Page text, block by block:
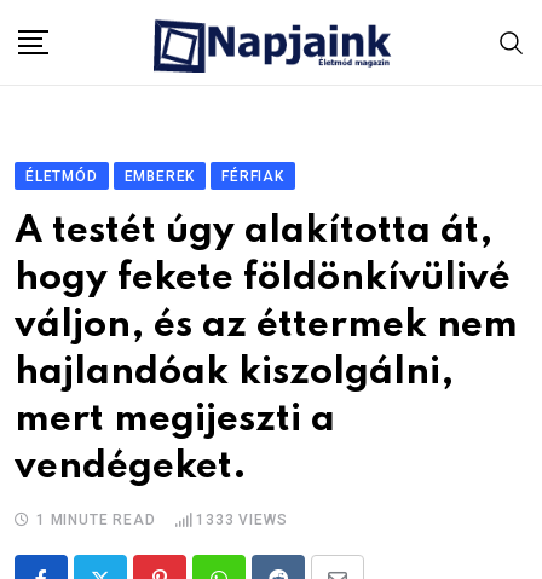
ÉLETMÓD EMBEREK FÉRFIAK
A testét úgy alakította át,
hogy fekete földönkívülivé
váljon, és az éttermek nem
hajlandóak kiszolgálni,
mert megijeszti a
vendégeket.
1 MINUTE READ 1333 VIEWS